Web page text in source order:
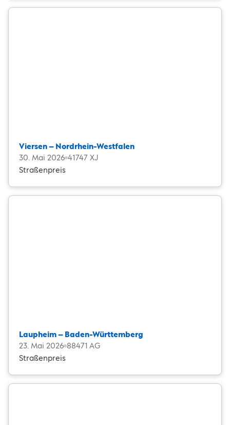
Viersen – Nordrhein-Westfalen
30. Mai 2026 41747 XJ
Straßenpreis
Laupheim – Baden-Württemberg
23. Mai 2026 88471 AG
Straßenpreis